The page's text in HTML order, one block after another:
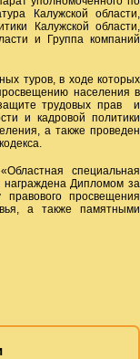
Калужской области,
Калужской области,
и Группа компаний
туров, в ходе которых
населения в
трудовых прав и
и кадровой политики
а также проведен
специальная
награждена Дипломом за
просвещения
а также памятными